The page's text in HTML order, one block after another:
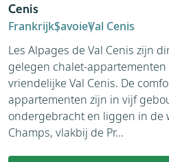
Cenis
FrankrijkSavoieVal Cenis
Les Alpages de Val Cenis zijn
gelegen chalet-
vriendelijke Val Cenis. De
appartementen zijn in vijf
ondergebracht en liggen in de
Champs, vlakbij de Pr...